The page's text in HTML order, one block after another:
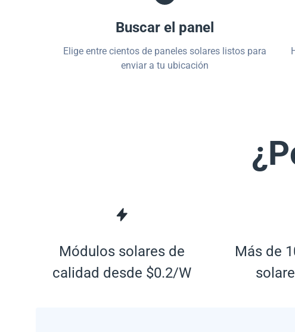
Buscar el panel
Elige entre cientos de paneles solares listos para
enviar a tu ubicación
Módulos solares de
calidad desde $0.2/W
Más de